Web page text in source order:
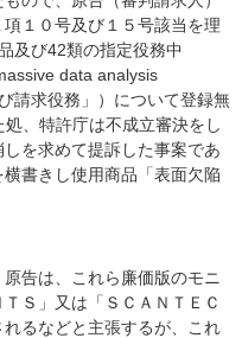
１０号及び１５号該当を理
及び42類の指定役務中
data analysis
請求役務」）について登録無
、特許庁は不成立審決をし
を求めて提訴した事案であ
書きし使用商品「表面欠陥
告は、これら廉価版のモニ
Ｓ」又は「ＳＣＡＮＴＥＣ
るなどと主張するが、これ